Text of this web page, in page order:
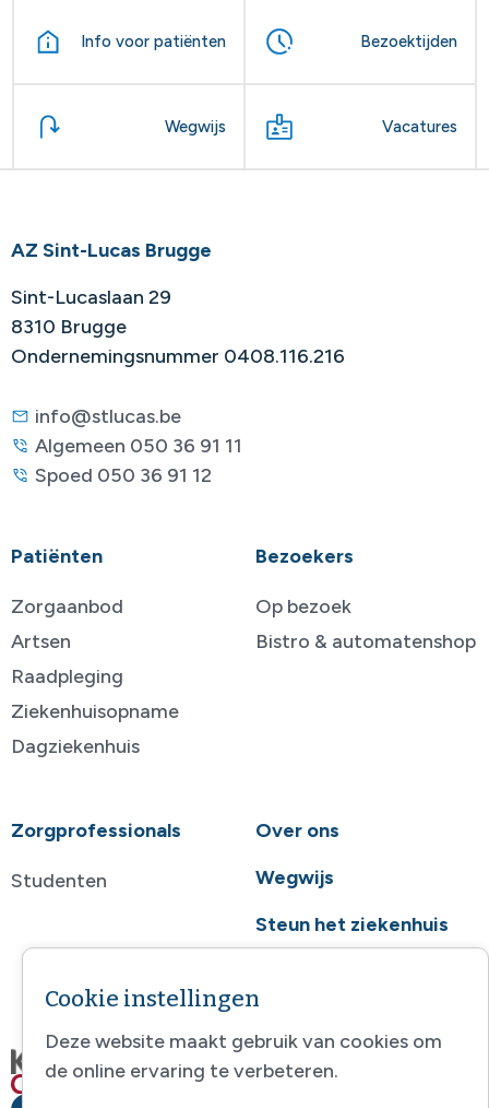
Info voor patiënten Bezoektijden
Wegwijs Vacatures
AZ Sint-Lucas Brugge
Sint-Lucaslaan 29
8310 Brugge
Ondernemingsnummer 0408.116.216
info@stlucas.be
Algemeen 050 36 91 11
Spoed 050 36 91 12
Patiënten
Zorgaanbod
Artsen
Raadpleging
Ziekenhuisopname
Dagziekenhuis
Bezoekers
Op bezoek
Bistro & automatenshop
Zorgprofessionals
Studenten
Over ons
Wegwijs
Steun het ziekenhuis
Cookie instellingen
Deze website maakt gebruik van cookies om
de online ervaring te verbeteren.